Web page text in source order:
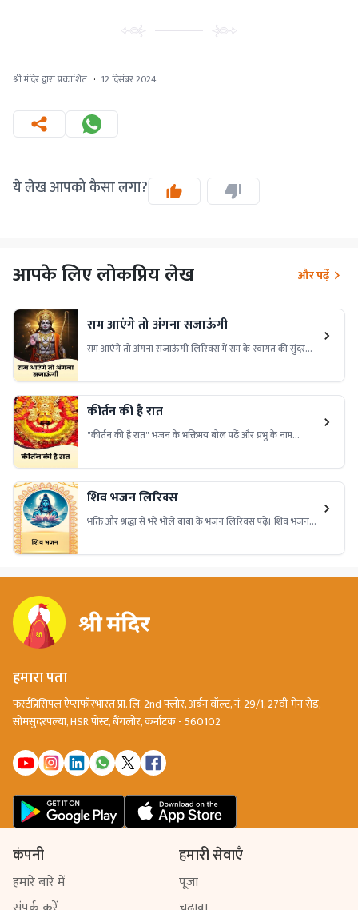
श्री मंदिर द्वारा प्रकाशित · 12 दिसंबर 2024
ये लेख आपको कैसा लगा?
आपके लिए लोकप्रिय लेख और पढ़ें
राम आएंगे तो अंगना सजाऊंगी
राम आएंगे तो अंगना सजाऊंगी लिरिक्स में राम के स्वागत की सुंदरता
लाएं!
कीर्तन की है रात
"कीर्तन की है रात" भजन के भक्तिमय बोल पढ़ें और प्रभु के नाम
कराता है।
शिव भजन लिरिक्स
भक्ति और श्रद्धा से भरे भोले बाबा के भजन लिरिक्स पढ़ें। शिव भजन
आराधना के पावन शब्द यहाँ पाएं।
हमारा पता
फर्स्टप्रिंसिपल ऐप्सफॉरभारत प्रा. लि. 2nd फ्लोर, अर्बन वॉल्ट, नं. 29/1, 27वीं मेन रोड,
सोमसुंदरपल्या, HSR पोस्ट, बैंगलोर, कर्नाटक - 560102
कंपनी
हमारे बारे में
हमारी सेवाएँ
पूजा